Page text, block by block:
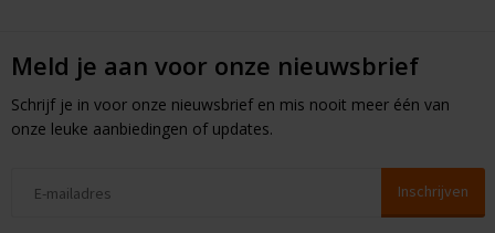
Meld je aan voor onze nieuwsbrief
Schrijf je in voor onze nieuwsbrief en mis nooit meer één van
onze leuke aanbiedingen of updates.